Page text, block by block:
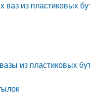
ваз из пластиковых
из пластиковых